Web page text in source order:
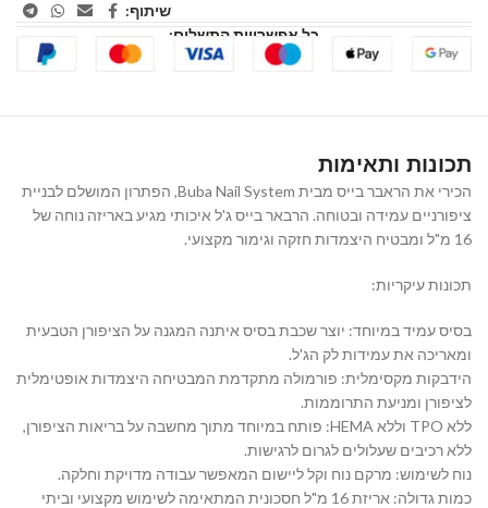
שיתוף:
כל אפשרויות התשלום:
תכונות ותאימות
הכירי את הראבר בייס מבית Buba Nail System, הפתרון המושלם לבניית
ציפורניים עמידה ובטוחה. הרבאר בייס ג'ל איכותי מגיע באריזה נוחה של
16 מ"ל ומבטיח היצמדות חזקה וגימור מקצועי.
תכונות עיקריות:
בסיס עמיד במיוחד: יוצר שכבת בסיס איתנה המגנה על הציפורן הטבעית
ומאריכה את עמידות לק הג'ל.
הידבקות מקסימלית: פורמולה מתקדמת המבטיחה היצמדות אופטימלית
לציפורן ומניעת התרוממות.
ללא TPO וללא HEMA: פותח במיוחד מתוך מחשבה על בריאות הציפורן,
ללא רכיבים שעלולים לגרום לרגישות.
נוח לשימוש: מרקם נוח וקל ליישום המאפשר עבודה מדויקת וחלקה.
כמות גדולה: אריזת 16 מ"ל חסכונית המתאימה לשימוש מקצועי וביתי